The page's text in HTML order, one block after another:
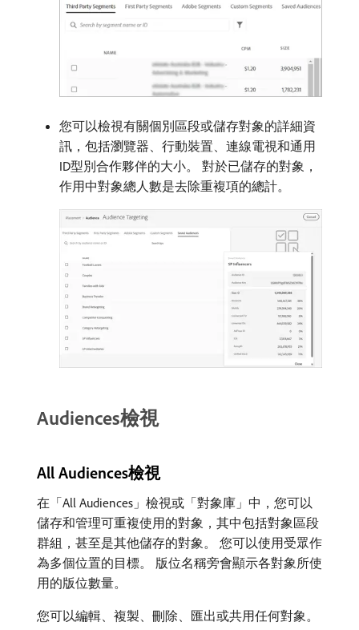
您可以檢視有關個別區段或儲存對象的詳細資
訊，包括瀏覽器、行動裝置、連線電視和通用
ID型別合作夥伴的大小。 對於已儲存的對象，
作用中對象總人數是去除重複項的總計。
Audiences檢視
All Audiences檢視
在「All Audiences」檢視或「對象庫」中，您可以
儲存和管理可重複使用的對象，其中包括對象區段
群組，甚至是其他儲存的對象。 您可以使用受眾作
為多個位置的目標。 版位名稱旁會顯示各對象所使
用的版位數量。
您可以編輯、複製、刪除、匯出或共用任何對象。